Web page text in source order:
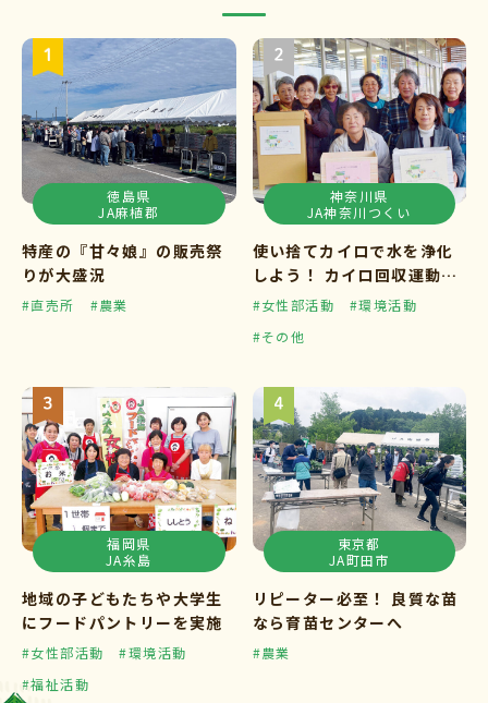
徳島県
JA麻植郡
特産の『甘々娘』の販売祭
りが大盛況
#直売所 #農業
神奈川県
JA神奈川つくい
使い捨てカイロで水を浄化
しよう！ カイロ回収運動ス
タート
#女性部活動
#環境活動
#その他
福岡県
JA糸島
地域の子どもたちや大学生
にフードパントリーを実施
#女性部活動
#環境活動
#福祉活動
東京都
JA町田市
リピーター必至！ 良質な苗
なら育苗センターへ
#農業